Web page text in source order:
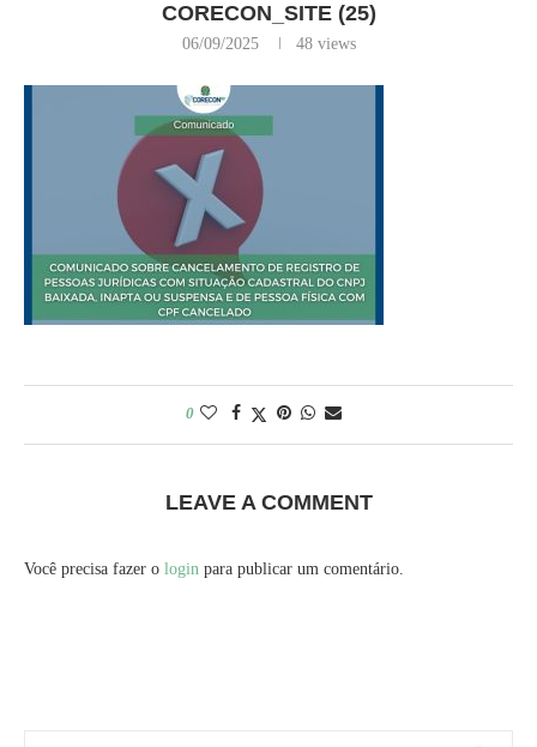
CORECON_SITE (25)
06/09/2025 48views
0
LEAVE A COMMENT
Você precisa fazer o login para publicar um comentário.